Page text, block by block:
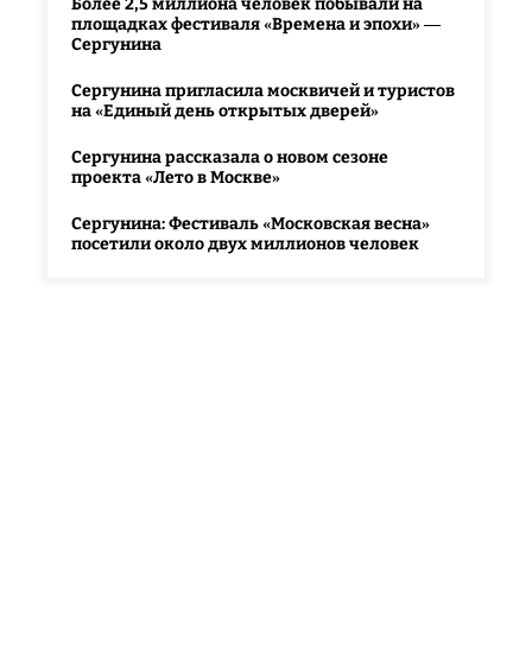
Более 2,5 миллиона человек побывали на
площадках фестиваля «Времена и эпохи» —
Сергунина
Сергунина пригласила москвичей и туристов
на «Единый день открытых дверей»
Сергунина рассказала о новом сезоне
проекта «Лето в Москве»
Сергунина: Фестиваль «Московская весна»
посетили около двух миллионов человек